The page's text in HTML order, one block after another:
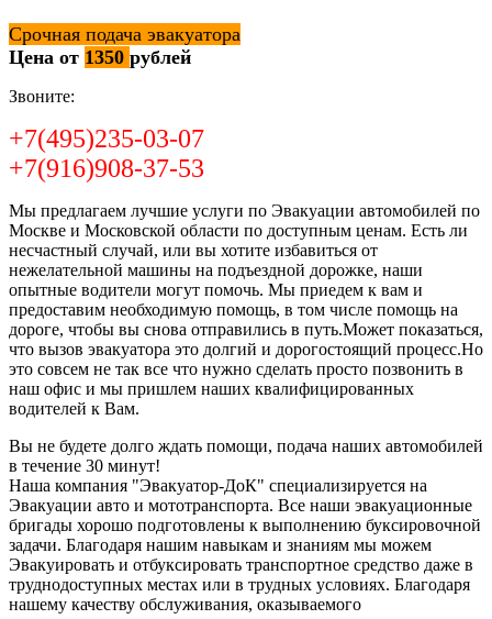
Срочная подача эвакуатора
Цена от 1350 рублей
Звоните:
+7(495)235-03-07
+7(916)908-37-53
Мы предлагаем лучшие услуги по Эвакуации автомобилей по
Москве и Московской области по доступным ценам. Есть ли
несчастный случай, или вы хотите избавиться от
нежелательной машины на подъездной дорожке, наши
опытные водители могут помочь. Мы приедем к вам и
предоставим необходимую помощь, в том числе помощь на
дороге, чтобы вы снова отправились в путь.Может показаться,
что вызов эвакуатора это долгий и дорогостоящий процесс.Но
это совсем не так все что нужно сделать просто позвонить в
наш офис и мы пришлем наших квалифицированных
водителей к Вам.
Вы не будете долго ждать помощи, подача наших автомобилей
в течение 30 минут!
Наша компания "Эвакуатор-ДоК" специализируется на
Эвакуации авто и мототранспорта. Все наши эвакуационные
бригады хорошо подготовлены к выполнению буксировочной
задачи. Благодаря нашим навыкам и знаниям мы можем
Эвакуировать и отбуксировать транспортное средство даже в
труднодоступных местах или в трудных условиях. Благодаря
нашему качеству обслуживания, оказываемого